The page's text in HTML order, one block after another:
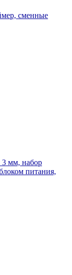
сменные
3 мм, набор
питания,